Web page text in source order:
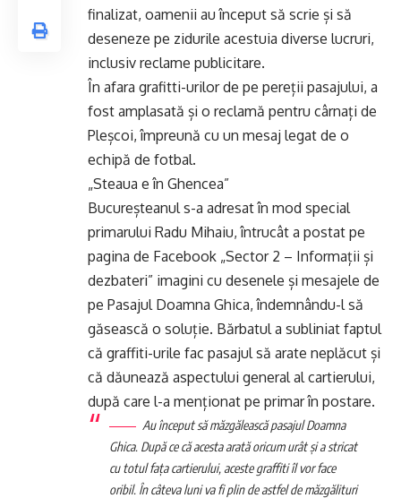
finalizat, oamenii au început să scrie și să
deseneze pe zidurile acestuia diverse lucruri,
inclusiv reclame publicitare.
În afara grafitti-urilor de pe pereții pasajului, a
fost amplasată și o reclamă pentru cârnați de
Pleșcoi, împreună cu un mesaj legat de o
echipă de fotbal.
„Steaua e în Ghencea”
Bucureșteanul s-a adresat în mod special
primarului Radu Mihaiu, întrucât a postat pe
pagina de Facebook „Sector 2 – Informații și
dezbateri” imagini cu desenele și mesajele de
pe Pasajul Doamna Ghica, îndemnându-l să
găsească o soluție. Bărbatul a subliniat faptul
că graffiti-urile fac pasajul să arate neplăcut și
că dăunează aspectului general al cartierului,
după care l-a menționat pe primar în postare.
Au început să măzgălească pasajul Doamna
Ghica. După ce că acesta arată oricum urât și a stricat
cu totul fața cartierului, aceste graffiti îl vor face
oribil. În câteva luni va fi plin de astfel de măzgălituri